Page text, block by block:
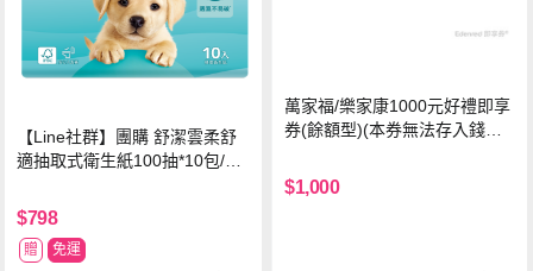
【Line社群】團購 舒潔雲柔舒
適抽取式衛生紙100抽*10包/6
$798
贈 免運
萬家福/樂家康1000元好禮即享
券(餘額型)(本券無法存入錢包
$1,000